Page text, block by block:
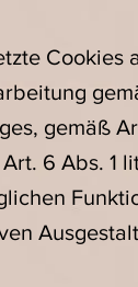
Cookies
gemäß
6 Abs. 1